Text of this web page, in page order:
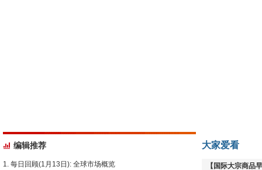
编辑推荐
每日回顾(1月13日): 全球市场概览
大家爱看
【国际大宗商品